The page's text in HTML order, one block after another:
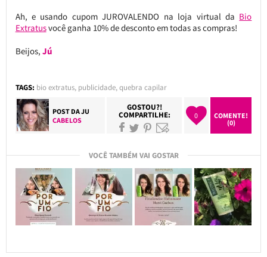
Ah, e usando cupom JUROVALENDO na loja virtual da Bio
Extratusvocê ganha 10% de desconto em todas as compras!
Beijos, Jú
TAGS: bio extratus, publicidade,quebra capilar
POST DAJU
CABELOS
GOSTOU?!
COMPARTILHE: 0
COMENTE!
(0)
VOCÊ TAMBÉM VAI GOSTAR